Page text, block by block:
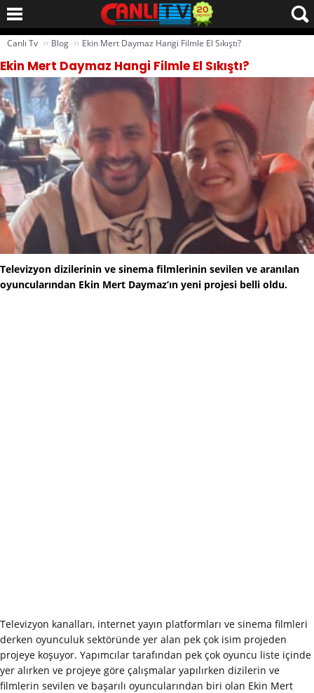
Canlı Tv ›› Blog ›› Ekin Mert Daymaz Hangi Filmle El Sıkıştı?
Ekin Mert Daymaz Hangi Filmle El Sıkıştı?
Televizyon dizilerinin ve sinema filmlerinin sevilen ve aranılan
oyuncularından Ekin Mert Daymaz’ın yeni projesi belli oldu.
Televizyon kanalları, internet yayın platformları ve sinema filmleri
derken oyunculuk sektöründe yer alan pek çok isim projeden
projeye koşuyor. Yapımcılar tarafından pek çok oyuncu liste içinde
yer alırken ve projeye göre çalışmalar yapılırken dizilerin ve
filmlerin sevilen ve başarılı oyuncularından biri olan Ekin Mert